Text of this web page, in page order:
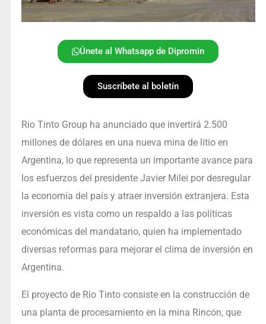
Únete al Whatsapp de Dipromin
Suscríbete al boletín
Rio Tinto Group ha anunciado que invertirá 2.500
millones de dólares en una nueva mina de litio en
Argentina, lo que representa un importante avance para
los esfuerzos del presidente Javier Milei por desregular
la economía del país y atraer inversión extranjera. Esta
inversión es vista como un respaldo a las políticas
económicas del mandatario, quien ha implementado
diversas reformas para mejorar el clima de inversión en
Argentina.
El proyecto de Rio Tinto consiste en la construcción de
una planta de procesamiento en la mina Rincón, que